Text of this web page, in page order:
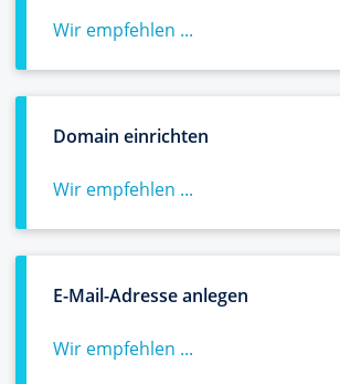
Wir empfehlen ...
Domain einrichten
Wir empfehlen ...
E-Mail-Adresse anlegen
Wir empfehlen ...